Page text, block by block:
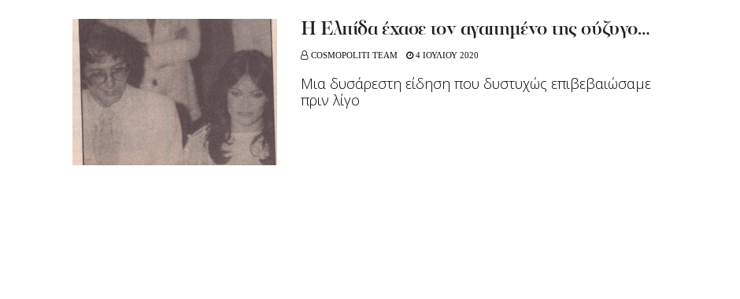
Η Ελπίδα έχασε τον αγαπημένο της σύζυγο…
COSMOPOLITI TEAM 4 ΙΟΥΛΙΟΥ 2020
Μια δυσάρεστη είδηση που δυστυχώς επιβεβαιώσαμε
πριν λίγο